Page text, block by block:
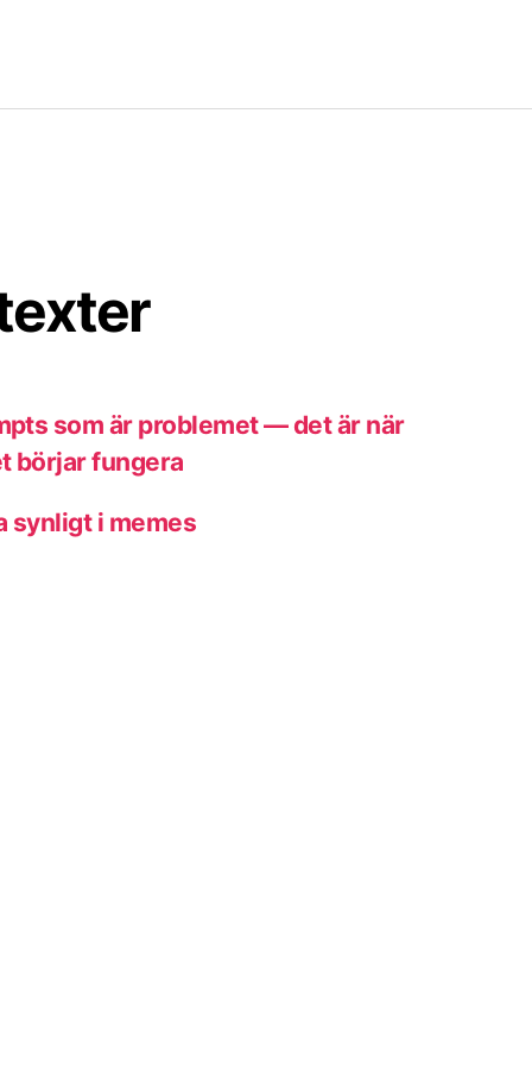
som är problemet — det är när
börjar fungera
synligt i memes